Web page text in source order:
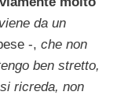
da un
-, che non
ben stretto,
ricreda, non